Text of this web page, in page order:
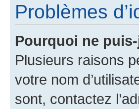
Problèmes
Pourquoi ne
Plusieurs raisons
votre nom
sont, contactez